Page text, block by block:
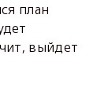
план
выйдет